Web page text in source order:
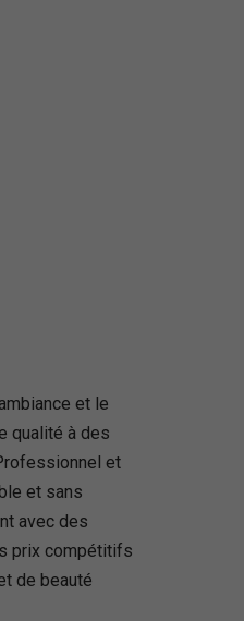
et le
qualité à des
et
et sans
avec des
prix compétitifs
de beauté